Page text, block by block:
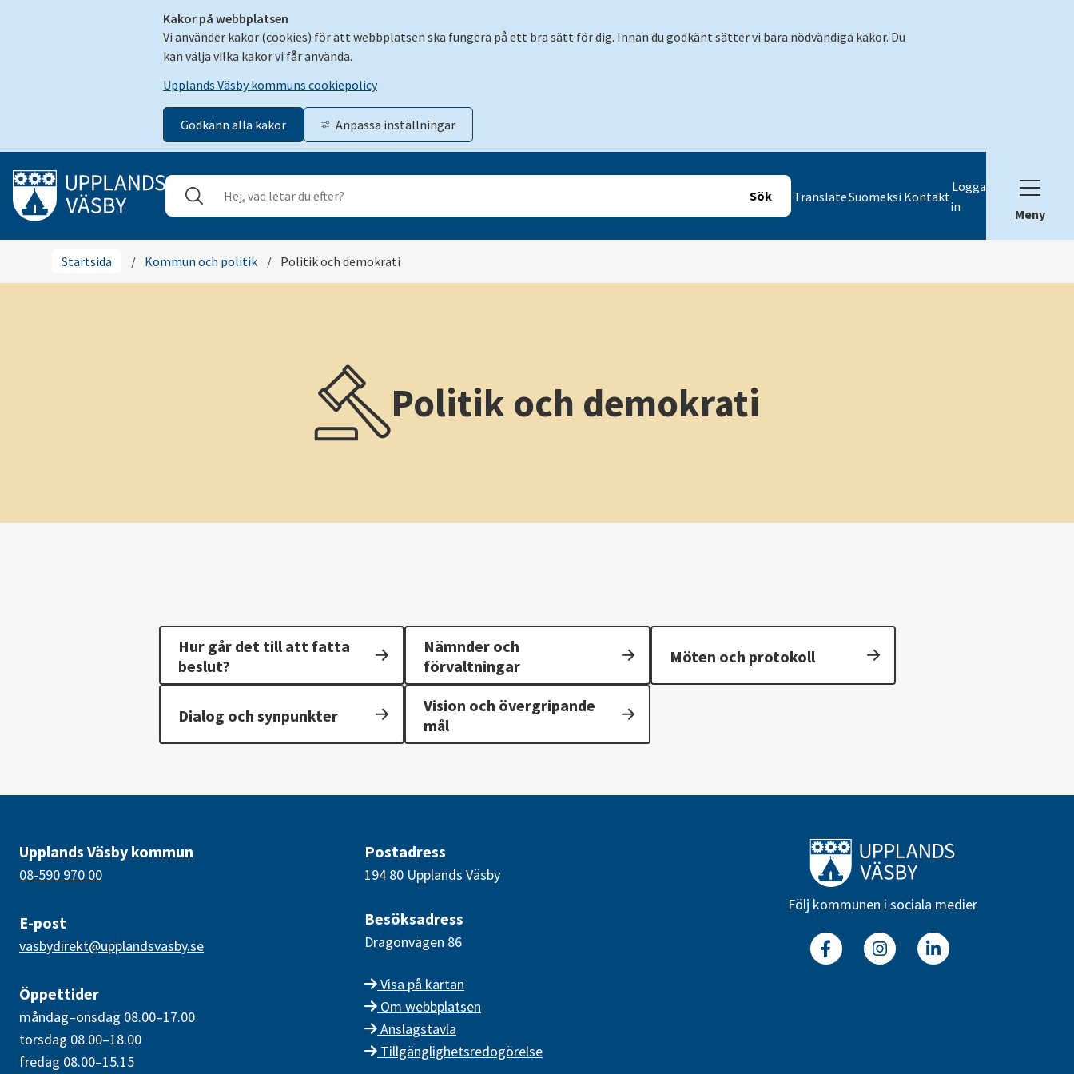
Kakor på webbplatsen
Vi använder kakor (cookies) för att webbplatsen ska fungera på ett bra sätt för dig. Innan du godkänt sätter vi bara nödvändiga kakor. Du
kan välja vilka kakor vi får använda.
Upplands Väsby kommuns cookiepolicy
Godkänn alla kakor Anpassa inställningar
Gå till innehåll
Sök
TranslateSuomeksi Kontakt
Logga
in
Meny
Startsida / Kommun och politik / Politik och demokrati
Politik och demokrati
Hur går det till att fatta
beslut?
Nämnder och
förvaltningar
Möten och protokoll
Dialog och synpunkter
Vision och övergripande
mål
Upplands Väsby kommun
08-590 970 00
E-post
vasbydirekt@upplandsvasby.se
Öppettider
måndag–onsdag 08.00–17.00
torsdag 08.00–18.00
fredag 08.00–15.15
Postadress
194 80 Upplands Väsby
Besöksadress
Dragonvägen 86
Visa på kartan
Om webbplatsen
Anslagstavla
Tillgänglighetsredogörelse
Till startsidan
Följ kommunen i sociala medier
FacebookInstagramLinkedin